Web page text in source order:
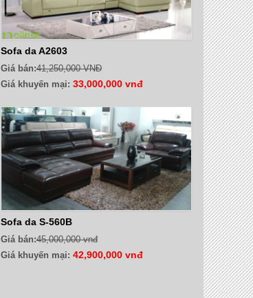
Sofa da A2603
Giá bán:41,250,000 VNĐ
Giá khuyến mại: 33,000,000 vnđ
Sofa da S-560B
Giá bán:45,000,000 vnđ
Giá khuyến mại: 42,900,000 vnđ